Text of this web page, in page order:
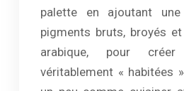
palette en ajoutant
pigments bruts, broyés
arabique, pour
véritablement « habitées